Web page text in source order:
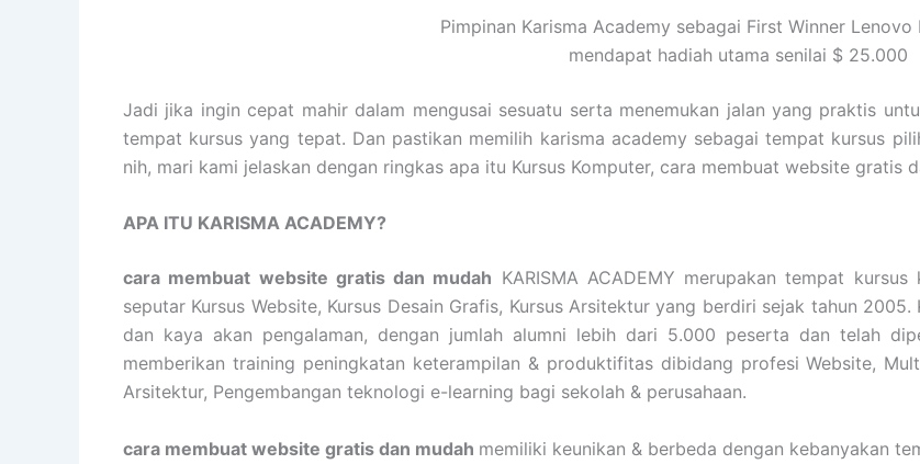
Pimpinan Karisma Academy sebagai First Winner
mendapat hadiah utama senilai $ 25.000
Jadi jika ingin cepat mahir dalam mengusai sesuatu serta menemukan jalan yang praktis
tempat kursus yang tepat. Dan pastikan memilih karisma academy sebagai tempat kursus
nih, mari kami jelaskan dengan ringkas apa itu Kursus Komputer, cara membuat website gratis
APA ITU KARISMA ACADEMY?
cara membuat website gratis dan mudah KARISMA ACADEMY merupakan tempat
seputar Kursus Website, Kursus Desain Grafis, Kursus Arsitektur yang berdiri sejak tahun
dan kaya akan pengalaman, dengan jumlah alumni lebih dari 5.000 peserta dan telah
memberikan training peningkatan keterampilan & produktifitas dibidang profesi Website,
Arsitektur, Pengembangan teknologi e-learning bagi sekolah & perusahaan.
cara membuat website gratis dan mudah memiliki keunikan & berbeda dengan kebanyakan